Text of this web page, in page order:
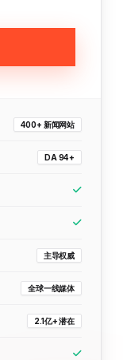
400+ 新闻网站
DA 94+
主导权威
全球一线媒体
2.1亿+ 潜在